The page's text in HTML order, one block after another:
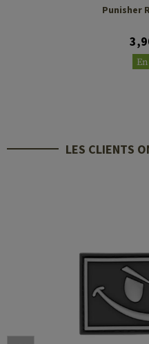
Punisher
LES CLIENTS